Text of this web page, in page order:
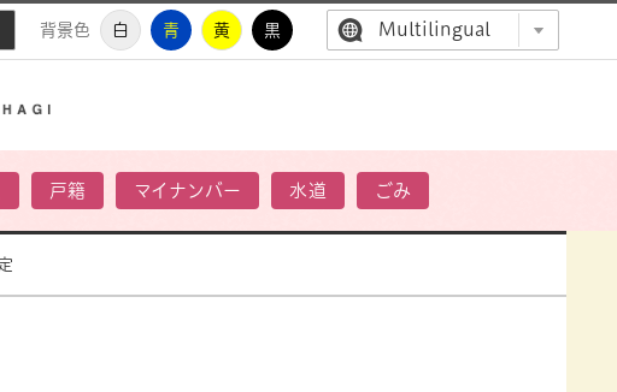
背景色 白 青 黄 黒 Multilingual
戸籍 マイナンバー 水道 ごみ